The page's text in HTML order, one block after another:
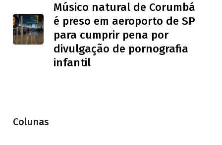
Músico natural de Corumbá
é preso em aeroporto de SP
para cumprir pena por
divulgação de pornografia
infantil
Colunas